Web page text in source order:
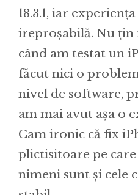
18.3.1, iar
ireproșabilă. Nu
când am testat un
făcut nici o
nivel de software,
am mai avut așa o
Cam ironic că fix
plictisitoare pe
nimeni sunt și cele